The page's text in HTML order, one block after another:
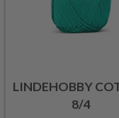
LINDEHOBBY
8/4